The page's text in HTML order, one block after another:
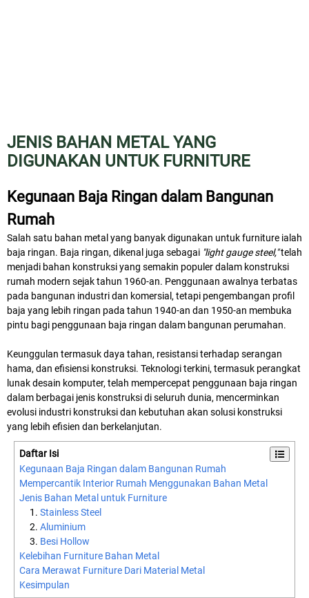
JENIS BAHAN METAL YANG
DIGUNAKAN UNTUK FURNITURE
Kegunaan Baja Ringan dalam Bangunan
Rumah
Salah satu bahan metal yang banyak digunakan untuk furniture ialah
baja ringan. Baja ringan, dikenal juga sebagai "light gauge steel,"telah
menjadi bahan konstruksi yang semakin populer dalam konstruksi
rumah modern sejak tahun 1960-an. Penggunaan awalnya terbatas
pada bangunan industri dan komersial, tetapi pengembangan profil
baja yang lebih ringan pada tahun 1940-an dan 1950-an membuka
pintu bagi penggunaan baja ringan dalam bangunan perumahan.
Keunggulan termasuk daya tahan, resistansi terhadap serangan
hama, dan efisiensi konstruksi. Teknologi terkini, termasuk perangkat
lunak desain komputer, telah mempercepat penggunaan baja ringan
dalam berbagai jenis konstruksi di seluruh dunia, mencerminkan
evolusi industri konstruksi dan kebutuhan akan solusi konstruksi
yang lebih efisien dan berkelanjutan.
Daftar Isi
Kegunaan Baja Ringan dalam Bangunan Rumah
Mempercantik Interior Rumah Menggunakan Bahan Metal
Jenis Bahan Metal untuk Furniture
Stainless Steel
Aluminium
Besi Hollow
Kelebihan Furniture Bahan Metal
Cara Merawat Furniture Dari Material Metal
Kesimpulan